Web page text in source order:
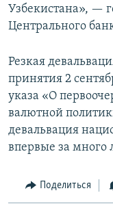
Узбекистана», —
Центрального
Резкая
принятия 2
указа «О
валютной
девальвация
впервые за много
Поделиться